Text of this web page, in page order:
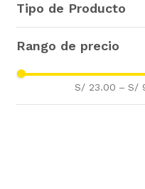
Tipo de Producto
S/ 23.00 – S/